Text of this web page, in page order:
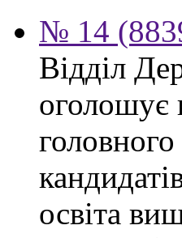
№ 14
Відділ
оголошує
освіта